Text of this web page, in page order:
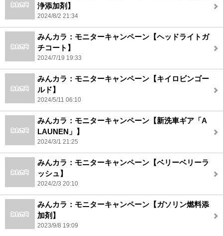
浄添加剤】
2024/8/2 21:34
みんカラ：モニターキャンペーン【ヘッドライトガ
チコート】
2024/7/19 19:33
みんカラ：モニターキャンペーン【キイロビンゴー
ルド】
2024/5/11 06:10
みんカラ：モニターキャンペーン【新洗車ギア「A
LAUNEN」】
2024/3/1 21:25
みんカラ：モニターキャンペーン【ベリーベリーラ
ッシュ】
2024/2/3 20:10
みんカラ：モニターキャンペーン【ガソリン燃料添
加剤】
2023/9/8 19:09